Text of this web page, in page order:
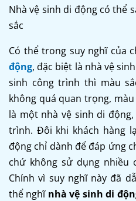
Nhà vệ sinh di động có thể
sắc
Có thể trong suy nghĩ của
động, đặc biệt là nhà vệ
sinh công trình thì màu
không quá quan trọng,
là một nhà vệ sinh di
trình. Đôi khi khách hàng
động chỉ dành để đáp ứng
chứ không sử dụng nhiều
Chính vì suy nghĩ này đã
thể nghĩ nhà vệ sinh di